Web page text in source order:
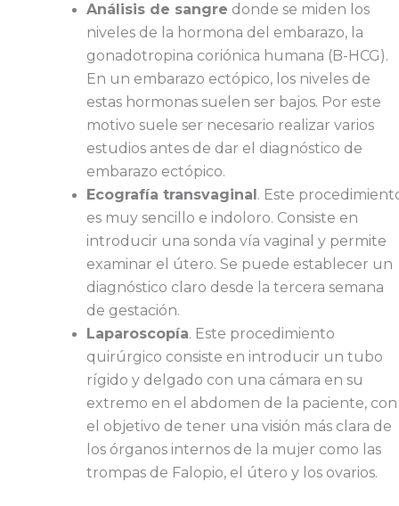
Análisis de sangre donde se miden los
niveles de la hormona del embarazo, la
gonadotropina coriónica humana (B-HCG).
En un embarazo ectópico, los niveles de
estas hormonas suelen ser bajos. Por este
motivo suele ser necesario realizar varios
estudios antes de dar el diagnóstico de
embarazo ectópico.
Ecografía transvaginal . Este
es muy sencillo e indoloro. Consiste en
introducir una sonda vía vaginal y permite
examinar el útero. Se puede establecer un
diagnóstico claro desde la tercera semana
de gestación.
Laparoscopía. Este procedimiento
quirúrgico consiste en introducir un tubo
rígido y delgado con una cámara en su
extremo en el abdomen de la paciente, con
el objetivo de tener una visión más clara de
los órganos internos de la mujer como las
trompas de Falopio, el útero y los ovarios.